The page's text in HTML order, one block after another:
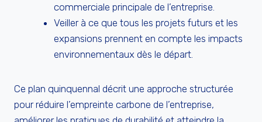
commerciale principale de l’entreprise.
Veiller à ce que tous les projets futurs et les
expansions prennent en compte les impacts
environnementaux dès le départ.
Ce plan quinquennal décrit une approche structurée
pour réduire l’empreinte carbone de l’entreprise,